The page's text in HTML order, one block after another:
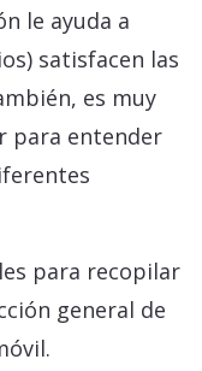
le ayuda a
satisfacen las
es muy
para entender
para recopilar
general de